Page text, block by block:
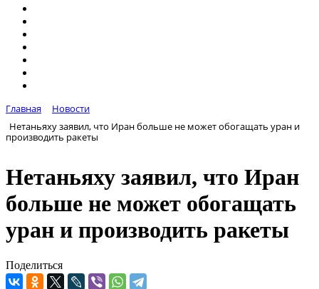
Главная
Новости
Нетаньяху заявил, что Иран больше не может обогащать уран и
производить ракеты
Нетаньяху заявил, что Иран
больше не может обогащать
уран и производить ракеты
Поделиться